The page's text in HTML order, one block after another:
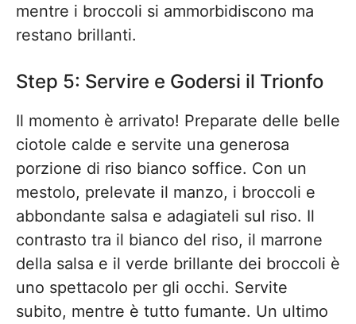
mentre i broccoli si ammorbidiscono ma
restano brillanti.
Step 5: Servire e Godersi il Trionfo
Il momento è arrivato! Preparate delle belle
ciotole calde e servite una generosa
porzione di riso bianco soffice. Con un
mestolo, prelevate il manzo, i broccoli e
abbondante salsa e adagiateli sul riso. Il
contrasto tra il bianco del riso, il marrone
della salsa e il verde brillante dei broccoli è
uno spettacolo per gli occhi. Servite
subito, mentre è tutto fumante. Un ultimo